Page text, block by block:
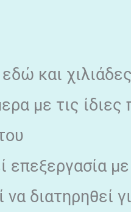
και
με τις
επεξεργασία
διατηρηθεί